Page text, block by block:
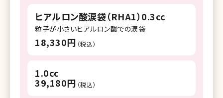
ヒアルロン酸涙袋（RHA1）0.3cc
粒子が小さいヒアルロン酸での涙袋
18,330円 （税込）
1.0cc
39,180円 （税込）